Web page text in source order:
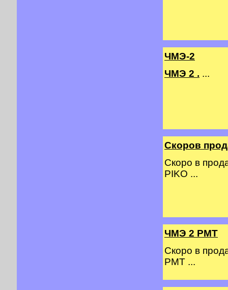
ЧМЭ-2
ЧМЭ 2 . ...
Скоров
Скоро в
PIKO ...
ЧМЭ 2 PMT
Скоро в
PMT ...